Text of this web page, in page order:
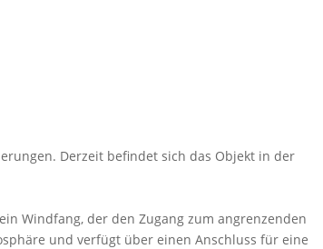
Derzeit befindet sich das Objekt in der
Windfang, der den Zugang zum angrenzenden
und verfügt über einen Anschluss für eine